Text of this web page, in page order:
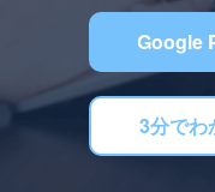
Google
3分でわ